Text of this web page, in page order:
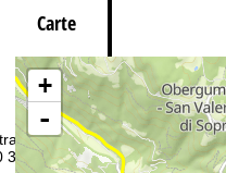
En
3253.
Voir contact
l
Carte
+
-